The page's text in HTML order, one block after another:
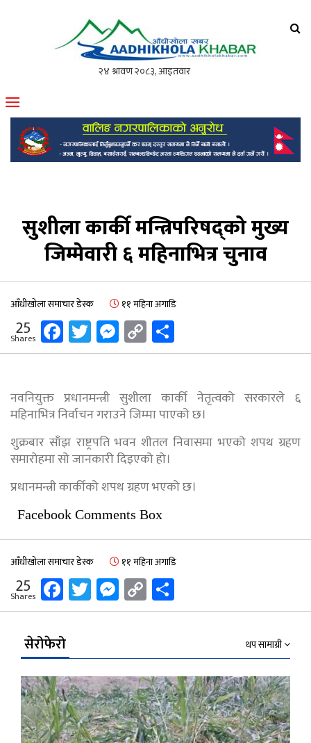
मोफसलकै लोकप्रिय अनलाइन पत्रिका
सुशीला कार्की मन्त्रिपरिषद्‍को मुख्य
जिम्मेवारी ६ महिनाभित्र चुनाव
आँधीखोला समाचार डेस्क ११ महिना अगाडि
25
Shares Facebook
Twitter
Messenger
Copy
Link
नवनियुक्त प्रधानमन्त्री सुशीला कार्की नेतृत्वको सरकारले ६
महिनाभित्र निर्वाचन गराउने जिम्मा पाएको छ।
शुक्रबार साँझ राष्ट्रपति भवन शीतल निवासमा भएको शपथ ग्रहण
समारोहमा सो जानकारी दिइएको हो।
प्रधानमन्त्री कार्कीको शपथ ग्रहण भएको छ।
Facebook Comments Box
आँधीखोला समाचार डेस्क ११ महिना अगाडि
25
Shares Facebook
Twitter
Messenger
Copy
Link
सेरोफेरो थप सामाग्री